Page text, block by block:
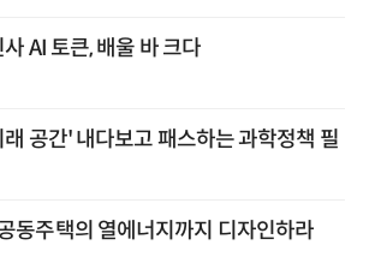
AI 토큰, 배울 바 크다
래 공간' 내다보고 패스하는 과학정책 필
동주택의 열에너지까지 디자인하라